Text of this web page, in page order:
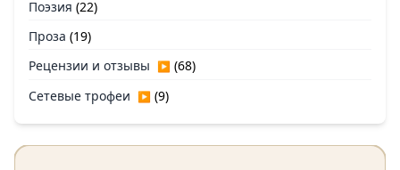
Поэзия (22)
Проза (19)
Рецензии и отзывы ▶ (68)
Сетевые трофеи ▶ (9)